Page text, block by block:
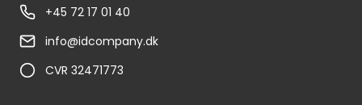
+45 72 17 01 40
info@idcompany.dk
CVR 32471773